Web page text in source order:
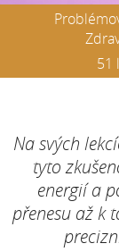
51
Na svých
tyto
energií a
přenesu až k